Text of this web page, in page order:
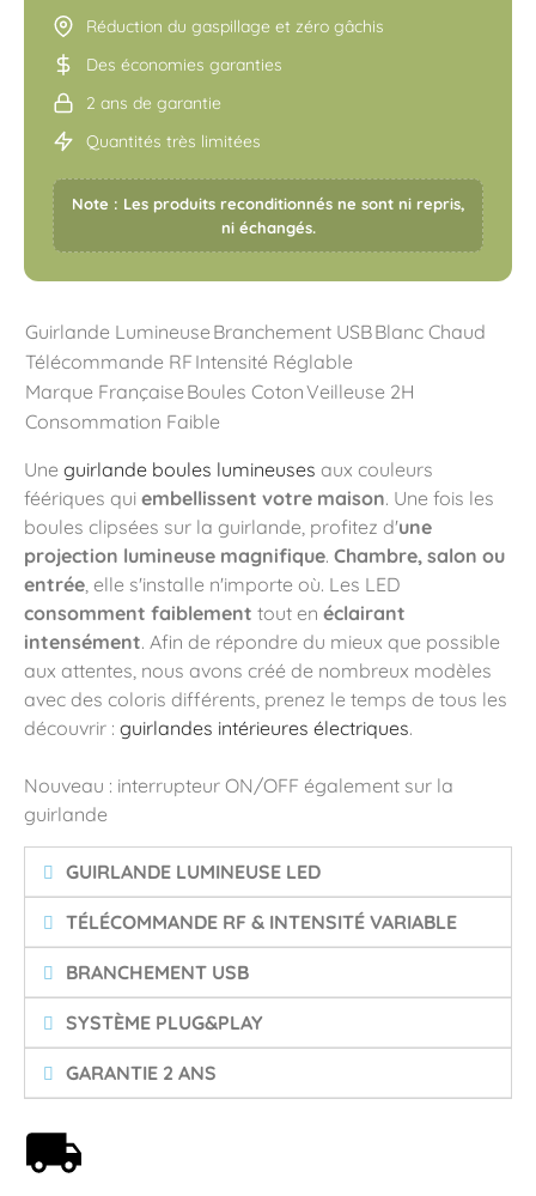
Réduction du gaspillage et zéro gâchis
Des économies garanties
2 ans de garantie
Quantités très limitées
Note : Les produits reconditionnés ne sont ni repris,
ni échangés.
Guirlande Lumineuse Branchement USBBlanc Chaud
Télécommande RF Intensité Réglable
Marque Française Boules CotonVeilleuse 2H
Consommation Faible
Une guirlande boules lumineuses aux couleurs
féériques qui embellissent votre maison. Une fois les
boules clipsées sur la guirlande, profitez d'une
projection lumineuse magnifique. Chambre, salon ou
entrée , elle s'installe n'importe où. Les LED
consomment faiblement tout en éclairant
intensément. Afin de répondre du mieux que possible
aux attentes, nous avons créé de nombreux modèles
avec des coloris différents, prenez le temps de tous les
découvrir : guirlandes intérieures électriques.
Nouveau : interrupteur ON/OFF également sur la
guirlande
GUIRLANDE LUMINEUSE LED
TÉLÉCOMMANDE RF & INTENSITÉ VARIABLE
BRANCHEMENT USB
SYSTÈME PLUG&PLAY
GARANTIE 2 ANS